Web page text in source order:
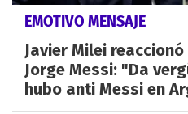
EMOTIVO MENSAJE
Javier Milei
Jorge Messi: "Da
hubo anti Messi en